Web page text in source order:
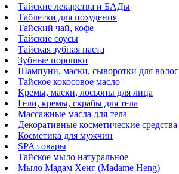
Тайские лекарства и БАДы
Таблетки для похудения
Тайский чай, кофе
Тайские соусы
Тайская зубная паста
Зубные порошки
Шампуни, маски, сыворотки для волос
Тайское кокосовое масло
Кремы, маски, лосьоны для лица
Гели, кремы, скрабы для тела
Массажные масла для тела
Декоративные косметические средства
Косметика для мужчин
SPA товары
Тайское мыло натуральное
Мыло Мадам Хенг (Madame Heng)